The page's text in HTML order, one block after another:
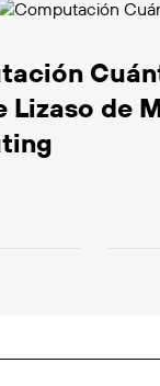
Lizaso de